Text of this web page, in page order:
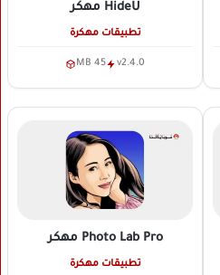
HideU مهكر
تطبيقات مهكرة
v2.4.0
45 MB
Photo Lab Pro مهكر
تطبيقات مهكرة